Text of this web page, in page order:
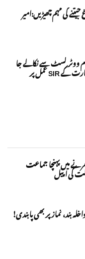
کی مہم چھیڑیں:امیر
ووٹر لسٹ سے نکالے جا
رہے ہیں؟ UN کی رپورٹ میں بھارت کے SIR عمل پر
میں پہنچا جماعت
کی اپیل